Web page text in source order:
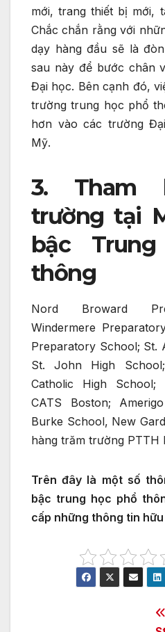
mới, trang thiết bị mới,
Chắc chắn rằng với
dạy hàng đầu sẽ là
sau này để bước chân
Đại học. Bên cạnh đó,
trường trung học phổ
hơn vào các trường
Mỹ.
3. Tham
trường tại
bậc
thông
Nord Broward
Windermere
Preparatory School; St.
St. John High
Catholic High School;
CATS Boston;
Burke School, New
hàng trăm trường PTTH
Trên đây là một số
bậc trung học phổ
cấp những thông tin